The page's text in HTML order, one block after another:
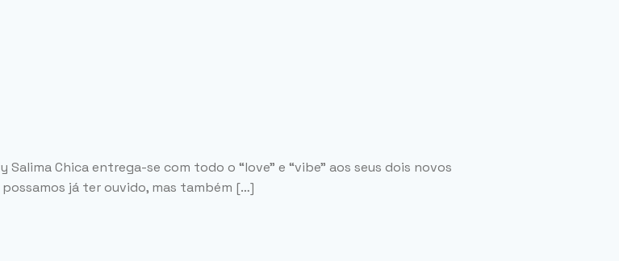
Chica entrega-se com todo o “love” e “vibe” aos seus dois novos
já ter ouvido, mas também […]